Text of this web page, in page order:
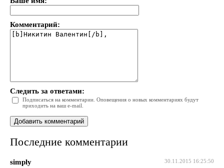
Комментарий:
Следить за ответами:
Подписаться на комментарии. Оповещения о новых комментариях будут
приходить на ваш e-mail.
Последние комментарии
30.11.2015 16:25:50
simply